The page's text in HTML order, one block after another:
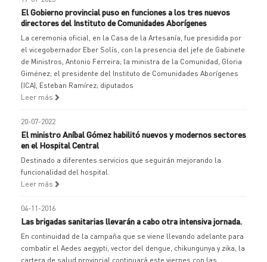
El Gobierno provincial puso en funciones a los tres nuevos
directores del Instituto de Comunidades Aborígenes
La ceremonia oficial, en la Casa de la Artesanía, fue presidida por
el vicegobernador Eber Solís, con la presencia del jefe de Gabinete
de Ministros, Antonio Ferreira; la ministra de la Comunidad, Gloria
Giménez; el presidente del Instituto de Comunidades Aborígenes
(ICA), Esteban Ramírez; diputados
Leer más
20-07-2022
El ministro Aníbal Gómez habilitó nuevos y modernos sectores
en el Hospital Central
Destinado a diferentes servicios que seguirán mejorando la
funcionalidad del hospital.
Leer más
04-11-2016
Las brigadas sanitarias llevarán a cabo otra intensiva jornada.
En continuidad de la campaña que se viene llevando adelante para
combatir el Aedes aegypti, vector del dengue, chikungunya y zika, la
cartera de salud provincial continuará este viernes con las